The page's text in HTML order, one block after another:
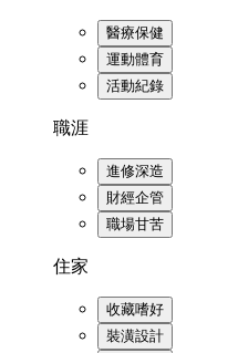
醫療保健
運動體育
活動紀錄
職涯
進修深造
財經企管
職場甘苦
住家
收藏嗜好
裝潢設計